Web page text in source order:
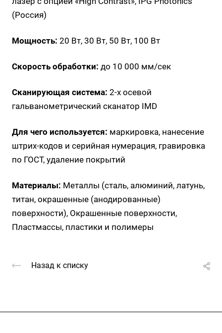
(Россия)
Мощность: 20 Вт, 30 Вт, 50 Вт, 100 Вт
Скорость обработки: до 10 000 мм/сек
Сканирующая система: 2-х осевой
гальванометрический сканатор IMD
Для чего используется: маркировка, нанесение
штрих-кодов и серийная нумерация, гравировка
по ГОСТ, удаление покрытий
Материалы: Металлы (сталь, алюминий, латунь,
титан, окрашенные (анодированные)
поверхности), Окрашенные поверхности,
Пластмассы, пластики и полимеры
Назад к списку